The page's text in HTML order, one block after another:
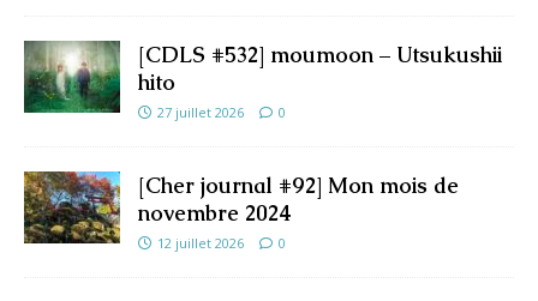
[CDLS #532] moumoon – Utsukushii
hito
27 juillet 2026 0
[Cher journal #92] Mon mois de
novembre 2024
12 juillet 2026 0